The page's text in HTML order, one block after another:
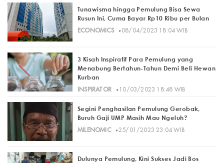
Tunawisma hingga Pemulung Bisa Sewa
Rusun Ini, Cuma Bayar Rp10 Ribu per Bulan
ECONOMICS· 08/04/2023 18:04 WIB
3 Kisah Inspiratif Para Pemulung yang
Menabung Bertahun-Tahun Demi Beli Hewan
Kurban
INSPIRATOR
· 10/03/2023 18:48 WIB
Segini Penghasilan Pemulung Gerobak,
Buruh Gaji UMP Masih Mau Ngeluh?
MILENOMIC· 25/01/2023 23:04 WIB
Dulunya Pemulung, Kini Sukses Jadi Bos